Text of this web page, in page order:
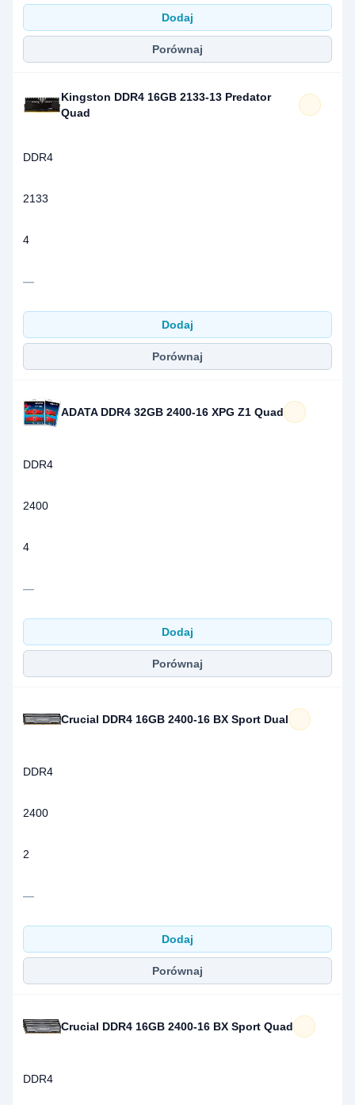
Dodaj
Porównaj
Kingston DDR4 16GB 2133-13 Predator
Quad
DDR4
2133
4
—
Dodaj
Porównaj
ADATA DDR4 32GB 2400-16 XPG Z1 Quad
DDR4
2400
4
—
Dodaj
Porównaj
Crucial DDR4 16GB 2400-16 BX Sport Dual
DDR4
2400
2
—
Dodaj
Porównaj
Crucial DDR4 16GB 2400-16 BX Sport Quad
DDR4